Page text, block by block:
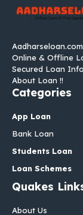
Online & Offline
Secured Loan
About Loan !!
Categories
App Loan
Bank Loan
Students Loan
Loan Schemes
Quakes
About Us